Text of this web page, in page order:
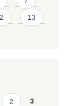
13
2 3